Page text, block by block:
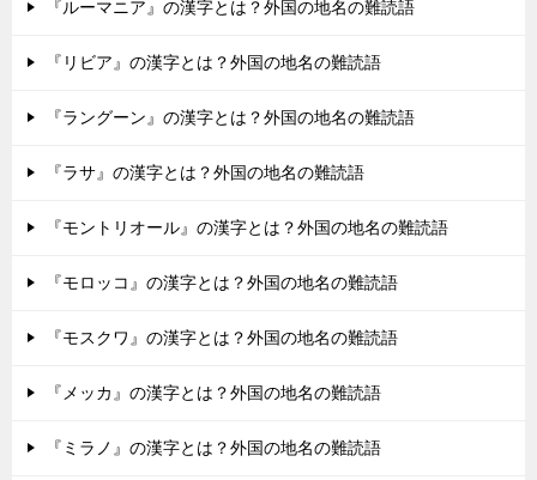
『ルーマニア』の漢字とは？外国の地名の難読語
『リビア』の漢字とは？外国の地名の難読語
『ラングーン』の漢字とは？外国の地名の難読語
『ラサ』の漢字とは？外国の地名の難読語
『モントリオール』の漢字とは？外国の地名の難読語
『モロッコ』の漢字とは？外国の地名の難読語
『モスクワ』の漢字とは？外国の地名の難読語
『メッカ』の漢字とは？外国の地名の難読語
『ミラノ』の漢字とは？外国の地名の難読語